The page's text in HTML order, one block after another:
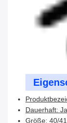
Dauerhaft: Ja
Größe: 40/